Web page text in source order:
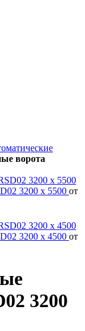
ворота
3200 х 5500 от
3200 х 4500 от
3200